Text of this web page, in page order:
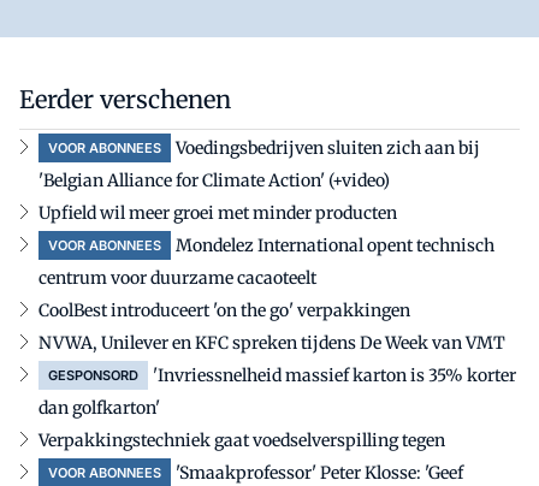
Eerder verschenen
VOOR ABONNEES
Voedingsbedrijven sluiten zich aan bij
'Belgian Alliance for Climate Action' (+video)
Upfield wil meer groei met minder producten
VOOR ABONNEES
Mondelez International opent technisch
centrum voor duurzame cacaoteelt
CoolBest introduceert 'on the go' verpakkingen
NVWA, Unilever en KFC spreken tijdens De Week van VMT
GESPONSORD
'Invriessnelheid massief karton is 35% korter
dan golfkarton'
Verpakkingstechniek gaat voedselverspilling tegen
VOOR ABONNEES
'Smaakprofessor' Peter Klosse: 'Geef